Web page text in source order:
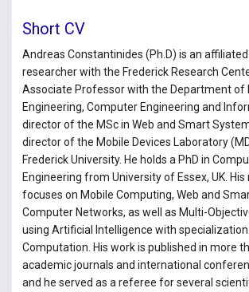
Short CV
Andreas Constantinides (Ph.D) is an
researcher with the Frederick Research
Associate Professor with the Department of
Engineering, Computer Engineering and
director of the MSc in Web and Smart
director of the Mobile Devices Laboratory
Frederick University. He holds a PhD in
Engineering from University of Essex, UK.
focuses on Mobile Computing, Web and
Computer Networks, as well as Multi-
using Artificial Intelligence with
Computation. His work is published in more
academic journals and international
and he served as a referee for several